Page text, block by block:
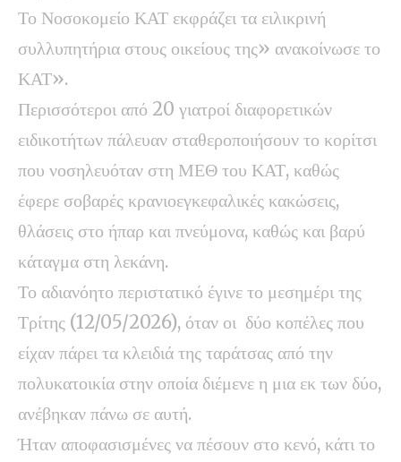
Το Νοσοκομείο ΚΑΤ εκφράζει τα ειλικρινή
συλλυπητήρια στους οικείους της» ανακοίνωσε το
ΚΑΤ».
Περισσότεροι από 20 γιατροί διαφορετικών
ειδικοτήτων πάλευαν σταθεροποιήσουν το κορίτσι
που νοσηλευόταν στη ΜΕΘ του ΚΑΤ, καθώς
έφερε σοβαρές κρανιοεγκεφαλικές κακώσεις,
θλάσεις στο ήπαρ και πνεύμονα, καθώς και βαρύ
κάταγμα στη λεκάνη.
Το αδιανόητο περιστατικό έγινε το μεσημέρι της
Τρίτης (12/05/2026), όταν οι δύο κοπέλες που
είχαν πάρει τα κλειδιά της ταράτσας από την
πολυκατοικία στην οποία διέμενε η μια εκ των δύο,
ανέβηκαν πάνω σε αυτή.
Ήταν αποφασισμένες να πέσουν στο κενό, κάτι το